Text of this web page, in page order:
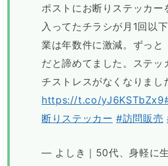
ポストにお断りステッカー
入ってたチラシが月1回以
業は年数件に激減。ずっと
だと諦めてました。ステッ
チストレスがなくなりまし
https://t.co/yJ6KSTbZx9
断りステッカー #訪問販売
— よしき｜50代、身軽に